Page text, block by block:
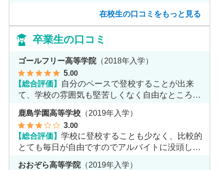
在校生の口コミをもっと見る
卒業生の口コミ
ゴールフリー高等学院（2018年入学）
5.00
【総合評価】 自分のペースで登校することが出来
て、学校の雰囲気も堅苦しくなく自由なところが
鹿島学園高等学校 （2019年入学）
3.00
【総合評価】学校に登校することも少なく、比較的
とても毎日が自由ですのでアルバイトに没頭して
おおぞら高等学院（2019年入学）